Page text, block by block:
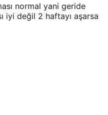
normal yani geride
iyi değil 2 haftayı aşarsa